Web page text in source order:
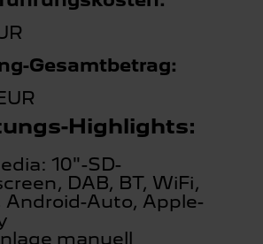
Gesamtbetrag:
Highlights:
10"-SD-
DAB, BT, WiFi,
Android-Auto, Apple-
manuell